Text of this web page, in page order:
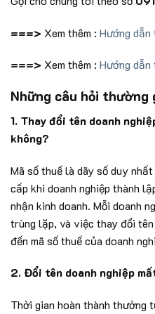
===> Xem thêm : Hướng
===> Xem thêm : Hướng dẫn
Những câu hỏi thường
1. Thay đổi tên doanh
không?
Mã số thuế là dãy số duy
cấp khi doanh nghiệp thành
nhận kinh doanh. Mỗi doanh
trùng lặp, và việc thay đổi
đến mã số thuế của doanh
2. Đổi tên doanh nghiệp
Thời gian hoàn thành